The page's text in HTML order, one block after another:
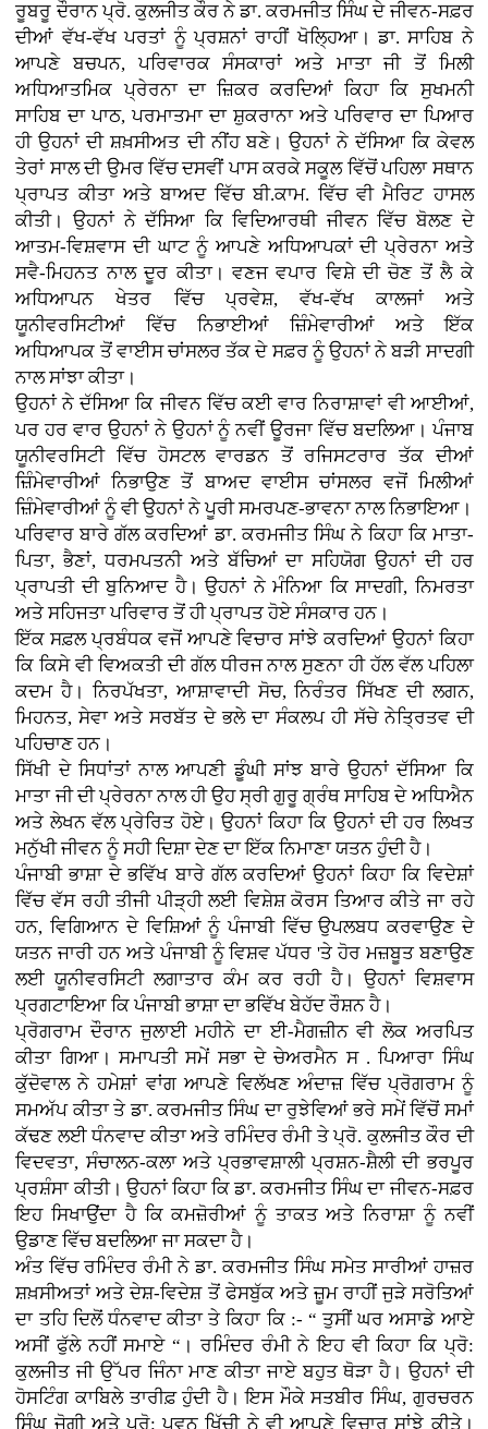
ਰੂਬਰੂ ਦੌਰਾਨ ਪ੍ਰੋ. ਕੁਲਜੀਤ ਕੌਰ ਨੇ ਡਾ. ਕਰਮਜੀਤ ਸਿੰਘ ਦੇ ਜੀਵਨ-ਸਫ਼ਰ
ਦੀਆਂ ਵੱਖ-ਵੱਖ ਪਰਤਾਂ ਨੂੰ ਪ੍ਰਸ਼ਨਾਂ ਰਾਹੀਂ ਖੋਲ੍ਹਿਆ। ਡਾ. ਸਾਹਿਬ ਨੇ
ਆਪਣੇ ਬਚਪਨ, ਪਰਿਵਾਰਕ ਸੰਸਕਾਰਾਂ ਅਤੇ ਮਾਤਾ ਜੀ ਤੋਂ ਮਿਲੀ
ਅਧਿਆਤਮਿਕ ਪ੍ਰੇਰਨਾ ਦਾ ਜ਼ਿਕਰ ਕਰਦਿਆਂ ਕਿਹਾ ਕਿ ਸੁਖਮਨੀ
ਸਾਹਿਬ ਦਾ ਪਾਠ, ਪਰਮਾਤਮਾ ਦਾ ਸ਼ੁਕਰਾਨਾ ਅਤੇ ਪਰਿਵਾਰ ਦਾ ਪਿਆਰ
ਹੀ ਉਹਨਾਂ ਦੀ ਸ਼ਖ਼ਸੀਅਤ ਦੀ ਨੀਂਹ ਬਣੇ। ਉਹਨਾਂ ਨੇ ਦੱਸਿਆ ਕਿ ਕੇਵਲ
ਤੇਰਾਂ ਸਾਲ ਦੀ ਉਮਰ ਵਿੱਚ ਦਸਵੀਂ ਪਾਸ ਕਰਕੇ ਸਕੂਲ ਵਿੱਚੋਂ ਪਹਿਲਾ ਸਥਾਨ
ਪ੍ਰਾਪਤ ਕੀਤਾ ਅਤੇ ਬਾਅਦ ਵਿੱਚ ਬੀ.ਕਾਮ. ਵਿੱਚ ਵੀ ਮੈਰਿਟ ਹਾਸਲ
ਕੀਤੀ। ਉਹਨਾਂ ਨੇ ਦੱਸਿਆ ਕਿ ਵਿਦਿਆਰਥੀ ਜੀਵਨ ਵਿੱਚ ਬੋਲਣ ਦੇ
ਆਤਮ-ਵਿਸ਼ਵਾਸ ਦੀ ਘਾਟ ਨੂੰ ਆਪਣੇ ਅਧਿਆਪਕਾਂ ਦੀ ਪ੍ਰੇਰਨਾ ਅਤੇ
ਸਵੈ-ਮਿਹਨਤ ਨਾਲ ਦੂਰ ਕੀਤਾ। ਵਣਜ ਵਪਾਰ ਵਿਸ਼ੇ ਦੀ ਚੋਣ ਤੋਂ ਲੈ ਕੇ
ਅਧਿਆਪਨ ਖੇਤਰ ਵਿੱਚ ਪ੍ਰਵੇਸ਼, ਵੱਖ-ਵੱਖ ਕਾਲਜਾਂ ਅਤੇ
ਯੂਨੀਵਰਸਿਟੀਆਂ ਵਿੱਚ ਨਿਭਾਈਆਂ ਜ਼ਿੰਮੇਵਾਰੀਆਂ ਅਤੇ ਇੱਕ
ਅਧਿਆਪਕ ਤੋਂ ਵਾਈਸ ਚਾਂਸਲਰ ਤੱਕ ਦੇ ਸਫ਼ਰ ਨੂੰ ਉਹਨਾਂ ਨੇ ਬੜੀ ਸਾਦਗੀ
ਨਾਲ ਸਾਂਝਾ ਕੀਤਾ।
ਉਹਨਾਂ ਨੇ ਦੱਸਿਆ ਕਿ ਜੀਵਨ ਵਿੱਚ ਕਈ ਵਾਰ ਨਿਰਾਸ਼ਾਵਾਂ ਵੀ ਆਈਆਂ,
ਪਰ ਹਰ ਵਾਰ ਉਹਨਾਂ ਨੇ ਉਹਨਾਂ ਨੂੰ ਨਵੀਂ ਊਰਜਾ ਵਿੱਚ ਬਦਲਿਆ। ਪੰਜਾਬ
ਯੂਨੀਵਰਸਿਟੀ ਵਿੱਚ ਹੋਸਟਲ ਵਾਰਡਨ ਤੋਂ ਰਜਿਸਟਰਾਰ ਤੱਕ ਦੀਆਂ
ਜ਼ਿੰਮੇਵਾਰੀਆਂ ਨਿਭਾਉਣ ਤੋਂ ਬਾਅਦ ਵਾਈਸ ਚਾਂਸਲਰ ਵਜੋਂ ਮਿਲੀਆਂ
ਜ਼ਿੰਮੇਵਾਰੀਆਂ ਨੂੰ ਵੀ ਉਹਨਾਂ ਨੇ ਪੂਰੀ ਸਮਰਪਣ-ਭਾਵਨਾ ਨਾਲ ਨਿਭਾਇਆ।
ਪਰਿਵਾਰ ਬਾਰੇ ਗੱਲ ਕਰਦਿਆਂ ਡਾ. ਕਰਮਜੀਤ ਸਿੰਘ ਨੇ ਕਿਹਾ ਕਿ ਮਾਤਾ-
ਪਿਤਾ, ਭੈਣਾਂ, ਧਰਮਪਤਨੀ ਅਤੇ ਬੱਚਿਆਂ ਦਾ ਸਹਿਯੋਗ ਉਹਨਾਂ ਦੀ ਹਰ
ਪ੍ਰਾਪਤੀ ਦੀ ਬੁਨਿਆਦ ਹੈ। ਉਹਨਾਂ ਨੇ ਮੰਨਿਆ ਕਿ ਸਾਦਗੀ, ਨਿਮਰਤਾ
ਅਤੇ ਸਹਿਜਤਾ ਪਰਿਵਾਰ ਤੋਂ ਹੀ ਪ੍ਰਾਪਤ ਹੋਏ ਸੰਸਕਾਰ ਹਨ।
ਇੱਕ ਸਫ਼ਲ ਪ੍ਰਬੰਧਕ ਵਜੋਂ ਆਪਣੇ ਵਿਚਾਰ ਸਾਂਝੇ ਕਰਦਿਆਂ ਉਹਨਾਂ ਕਿਹਾ
ਕਿ ਕਿਸੇ ਵੀ ਵਿਅਕਤੀ ਦੀ ਗੱਲ ਧੀਰਜ ਨਾਲ ਸੁਣਨਾ ਹੀ ਹੱਲ ਵੱਲ ਪਹਿਲਾ
ਕਦਮ ਹੈ। ਨਿਰਪੱਖਤਾ, ਆਸ਼ਾਵਾਦੀ ਸੋਚ, ਨਿਰੰਤਰ ਸਿੱਖਣ ਦੀ ਲਗਨ,
ਮਿਹਨਤ, ਸੇਵਾ ਅਤੇ ਸਰਬੱਤ ਦੇ ਭਲੇ ਦਾ ਸੰਕਲਪ ਹੀ ਸੱਚੇ ਨੇਤ੍ਰਿਤਵ ਦੀ
ਪਹਿਚਾਣ ਹਨ।
ਸਿੱਖੀ ਦੇ ਸਿਧਾਂਤਾਂ ਨਾਲ ਆਪਣੀ ਡੂੰਘੀ ਸਾਂਝ ਬਾਰੇ ਉਹਨਾਂ ਦੱਸਿਆ ਕਿ
ਮਾਤਾ ਜੀ ਦੀ ਪ੍ਰੇਰਨਾ ਨਾਲ ਹੀ ਉਹ ਸ੍ਰੀ ਗੁਰੂ ਗ੍ਰੰਥ ਸਾਹਿਬ ਦੇ ਅਧਿਐਨ
ਅਤੇ ਲੇਖਨ ਵੱਲ ਪ੍ਰੇਰਿਤ ਹੋਏ। ਉਹਨਾਂ ਕਿਹਾ ਕਿ ਉਹਨਾਂ ਦੀ ਹਰ ਲਿਖਤ
ਮਨੁੱਖੀ ਜੀਵਨ ਨੂੰ ਸਹੀ ਦਿਸ਼ਾ ਦੇਣ ਦਾ ਇੱਕ ਨਿਮਾਣਾ ਯਤਨ ਹੁੰਦੀ ਹੈ।
ਪੰਜਾਬੀ ਭਾਸ਼ਾ ਦੇ ਭਵਿੱਖ ਬਾਰੇ ਗੱਲ ਕਰਦਿਆਂ ਉਹਨਾਂ ਕਿਹਾ ਕਿ ਵਿਦੇਸ਼ਾਂ
ਵਿੱਚ ਵੱਸ ਰਹੀ ਤੀਜੀ ਪੀੜ੍ਹੀ ਲਈ ਵਿਸ਼ੇਸ਼ ਕੋਰਸ ਤਿਆਰ ਕੀਤੇ ਜਾ ਰਹੇ
ਹਨ, ਵਿਗਿਆਨ ਦੇ ਵਿਸ਼ਿਆਂ ਨੂੰ ਪੰਜਾਬੀ ਵਿੱਚ ਉਪਲਬਧ ਕਰਵਾਉਣ ਦੇ
ਯਤਨ ਜਾਰੀ ਹਨ ਅਤੇ ਪੰਜਾਬੀ ਨੂੰ ਵਿਸ਼ਵ ਪੱਧਰ 'ਤੇ ਹੋਰ ਮਜ਼ਬੂਤ ਬਣਾਉਣ
ਲਈ ਯੂਨੀਵਰਸਿਟੀ ਲਗਾਤਾਰ ਕੰਮ ਕਰ ਰਹੀ ਹੈ। ਉਹਨਾਂ ਵਿਸ਼ਵਾਸ
ਪ੍ਰਗਟਾਇਆ ਕਿ ਪੰਜਾਬੀ ਭਾਸ਼ਾ ਦਾ ਭਵਿੱਖ ਬੇਹੱਦ ਰੌਸ਼ਨ ਹੈ।
ਪ੍ਰੋਗਰਾਮ ਦੌਰਾਨ ਜੁਲਾਈ ਮਹੀਨੇ ਦਾ ਈ-ਮੈਗਜ਼ੀਨ ਵੀ ਲੋਕ ਅਰਪਿਤ
ਕੀਤਾ ਗਿਆ। ਸਮਾਪਤੀ ਸਮੇਂ ਸਭਾ ਦੇ ਚੇਅਰਮੈਨ ਸ . ਪਿਆਰਾ ਸਿੰਘ
ਕੁੱਦੋਵਾਲ ਨੇ ਹਮੇਸ਼ਾਂ ਵਾਂਗ ਆਪਣੇ ਵਿਲੱਖਣ ਅੰਦਾਜ਼ ਵਿੱਚ ਪ੍ਰੋਗਰਾਮ ਨੂੰ
ਸਮਅੱਪ ਕੀਤਾ ਤੇ ਡਾ. ਕਰਮਜੀਤ ਸਿੰਘ ਦਾ ਰੁਝੇਵਿਆਂ ਭਰੇ ਸਮੇਂ ਵਿੱਚੋਂ ਸਮਾਂ
ਕੱਢਣ ਲਈ ਧੰਨਵਾਦ ਕੀਤਾ ਅਤੇ ਰਮਿੰਦਰ ਰੰਮੀ ਤੇ ਪ੍ਰੋ. ਕੁਲਜੀਤ ਕੌਰ ਦੀ
ਵਿਦਵਤਾ, ਸੰਚਾਲਨ-ਕਲਾ ਅਤੇ ਪ੍ਰਭਾਵਸ਼ਾਲੀ ਪ੍ਰਸ਼ਨ-ਸ਼ੈਲੀ ਦੀ ਭਰਪੂਰ
ਪ੍ਰਸ਼ੰਸਾ ਕੀਤੀ। ਉਹਨਾਂ ਕਿਹਾ ਕਿ ਡਾ. ਕਰਮਜੀਤ ਸਿੰਘ ਦਾ ਜੀਵਨ-ਸਫ਼ਰ
ਇਹ ਸਿਖਾਉਂਦਾ ਹੈ ਕਿ ਕਮਜ਼ੋਰੀਆਂ ਨੂੰ ਤਾਕਤ ਅਤੇ ਨਿਰਾਸ਼ਾ ਨੂੰ ਨਵੀਂ
ਉਡਾਣ ਵਿੱਚ ਬਦਲਿਆ ਜਾ ਸਕਦਾ ਹੈ।
ਅੰਤ ਵਿੱਚ ਰਮਿੰਦਰ ਰੰਮੀ ਨੇ ਡਾ. ਕਰਮਜੀਤ ਸਿੰਘ ਸਮੇਤ ਸਾਰੀਆਂ ਹਾਜ਼ਰ
ਸ਼ਖ਼ਸੀਅਤਾਂ ਅਤੇ ਦੇਸ਼-ਵਿਦੇਸ਼ ਤੋਂ ਫੇਸਬੁੱਕ ਅਤੇ ਜ਼ੂਮ ਰਾਹੀਂ ਜੁੜੇ ਸਰੋਤਿਆਂ
ਦਾ ਤਹਿ ਦਿਲੋਂ ਧੰਨਵਾਦ ਕੀਤਾ ਤੇ ਕਿਹਾ ਕਿ :- “ ਤੁਸੀਂ ਘਰ ਅਸਾਡੇ ਆਏ
ਅਸੀਂ ਫੁੱਲੇ ਨਹੀਂ ਸਮਾਏ “। ਰਮਿੰਦਰ ਰੰਮੀ ਨੇ ਇਹ ਵੀ ਕਿਹਾ ਕਿ ਪ੍ਰੋ:
ਕੁਲਜੀਤ ਜੀ ਉੱਪਰ ਜਿੰਨਾ ਮਾਣ ਕੀਤਾ ਜਾਏ ਬਹੁਤ ਥੋੜਾ ਹੈ। ਉਹਨਾਂ ਦੀ
ਹੋਸਟਿੰਗ ਕਾਬਿਲੇ ਤਾਰੀਫ਼ ਹੁੰਦੀ ਹੈ। ਇਸ ਮੌਕੇ ਸਤਬੀਰ ਸਿੰਘ, ਗੁਰਚਰਨ
ਸਿੰਘ ਜੋਗੀ ਅਤੇ ਪ੍ਰੋ: ਪਵਨ ਖਿੱਚੀ ਨੇ ਵੀ ਆਪਣੇ ਵਿਚਾਰ ਸਾਂਝੇ ਕੀਤੇ।